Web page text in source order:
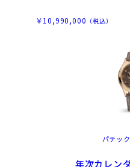
￥10,990,000 （税込）
パテッ
年次カレン